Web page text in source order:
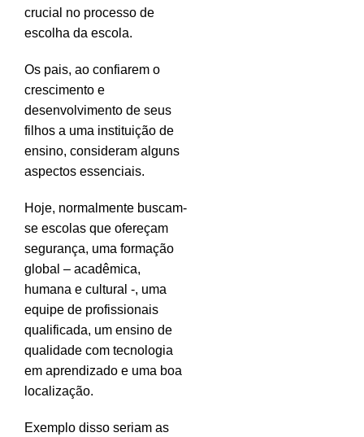
crucial no processo de
escolha da escola.
Os pais, ao confiarem o
crescimento e
desenvolvimento de seus
filhos a uma instituição de
ensino, consideram alguns
aspectos essenciais.
Hoje, normalmente buscam-
se escolas que ofereçam
segurança, uma formação
global – acadêmica,
humana e cultural -, uma
equipe de profissionais
qualificada, um ensino de
qualidade com tecnologia
em aprendizado e uma boa
localização.
Exemplo disso seriam as